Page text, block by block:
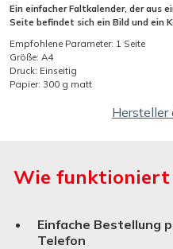
Ein einfacher Faltkalender, der aus
Seite befindet sich ein Bild und ein
Empfohlene Parameter: 1 Seite
Größe: A4
Druck: Einseitig
Papier: 300 g matt
Hersteller
Wie funktioniert
Einfache Bestellung
Telefon